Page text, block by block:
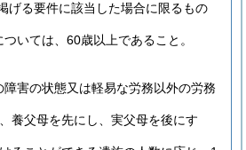
げる要件に該当した場合に限るもの
ついては、60歳以上であること。
害の状態又は軽易な労務以外の労務
養父母を先にし、実父母を後にす